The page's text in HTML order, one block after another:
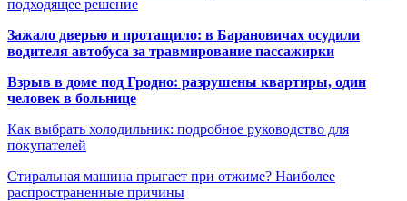
подходящее решение
Зажало дверью и протащило: в Барановичах осудили
водителя автобуса за травмирование пассажирки
Взрыв в доме под Гродно: разрушены квартиры, один
человек в больнице
Как выбрать холодильник: подробное руководство для
покупателей
Стиральная машина прыгает при отжиме? Наиболее
распространенные причины